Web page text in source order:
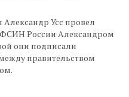
Александр Усс провел
ФСИН России Александром
они подписали
правительством